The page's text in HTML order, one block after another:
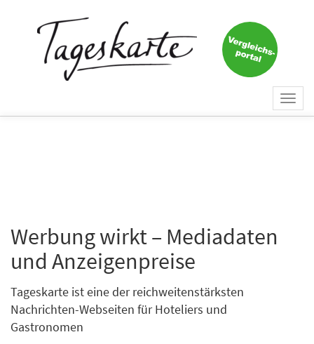
Werbung wirkt – Mediadaten
und Anzeigenpreise
Tageskarte ist eine der reichweitenstärksten
Nachrichten-Webseiten für Hoteliers und
Gastronomen